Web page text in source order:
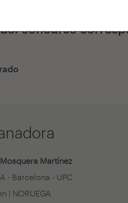
concurso
Martínez
A - Barcelona - UPC
| NORUEGA